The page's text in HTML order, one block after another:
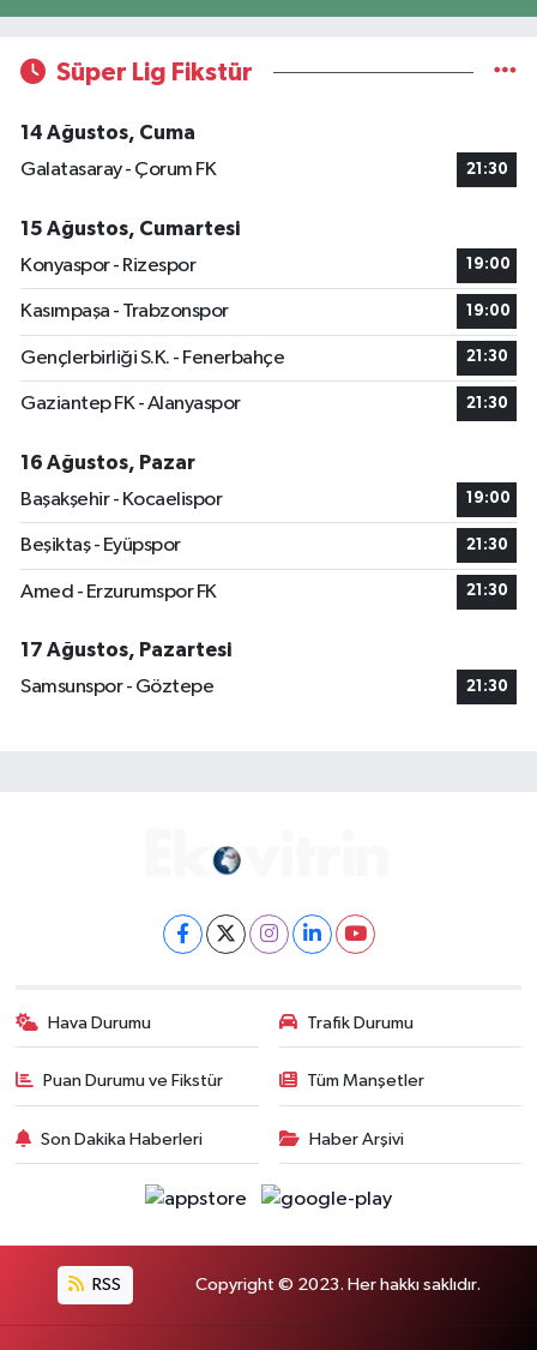
Süper Lig Fikstür
14 Ağustos, Cuma
Galatasaray - Çorum FK
21:30
15 Ağustos, Cumartesi
Konyaspor - Rizespor
19:00
Kasımpaşa - Trabzonspor 19:00
Gençlerbirliği S.K. - Fenerbahçe 21:30
Gaziantep FK - Alanyaspor 21:30
16 Ağustos, Pazar
Başakşehir - Kocaelispor
19:00
Beşiktaş - Eyüpspor 21:30
Amed - Erzurumspor FK 21:30
17 Ağustos, Pazartesi
Samsunspor - Göztepe
21:30
Hava Durumu Trafik Durumu
Puan Durumu ve Fikstür Tüm Manşetler
Son Dakika Haberleri Haber Arşivi
RSS Copyright © 2023. Her hakkı saklıdır.